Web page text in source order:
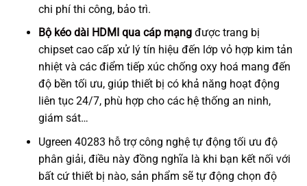
chi phí thi công, bảo trì.
Bộ kéo dài HDMI qua cáp mạng được trang bị
chipset cao cấp xử lý tín hiệu đến lớp vỏ hợp kim tản
nhiệt và các điểm tiếp xúc chống oxy hoá mang đến
độ bền tối ưu, giúp thiết bị có khả năng hoạt động
liên tục 24/7, phù hợp cho các hệ thống an ninh,
giám sát…
Ugreen 40283 hỗ trợ công nghệ tự động tối ưu độ
phân giải, điều này đồng nghĩa là khi bạn kết nối với
bất cứ thiết bị nào, sản phẩm sẽ tự động chọn độ